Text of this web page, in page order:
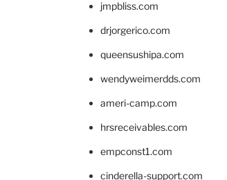
jmpbliss.com
drjorgerico.com
queensushipa.com
wendyweimerdds.com
ameri-camp.com
hrsreceivables.com
empconst1.com
cinderella-support.com